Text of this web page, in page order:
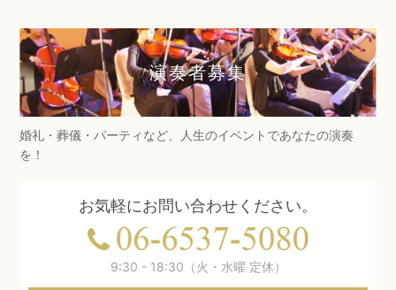
演奏者募集
婚礼・葬儀・パーティなど、人生のイベントであなたの演奏
を！
お気軽にお問い合わせください。
9:30 - 18:30（火・水曜 定休）